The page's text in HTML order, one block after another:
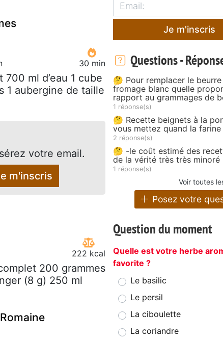
30 min
ml d’eau 1 cube
1 aubergine de taille
votre email.
m'inscris
222 kcal
200 grammes
(8 g) 250 ml
Je m'inscris
Questions -
🤔 Pour remplacer le
fromage blanc quelle
rapport au grammages de
1 réponse(s)
🤔 Recette beignets à la
vous mettez quand la farine
2 réponse(s)
🤔 -le coût estimé des
de la vérité très très minoré
1 réponse(s)
Voir toutes
Posez votre
Question du moment
Quelle est votre herbe
favorite ?
Le basilic
Le persil
La ciboulette
La coriandre